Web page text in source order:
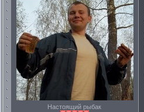
Настоящий рыбак